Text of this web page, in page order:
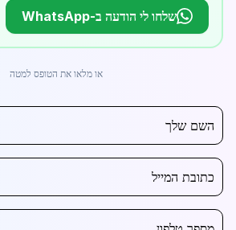
שלחו לי הודעה ב-WhatsApp
או מלאו את הטופס למטה